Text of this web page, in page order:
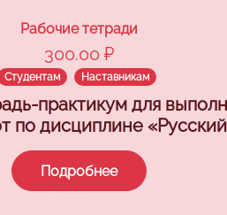
Рабочие тетради
300.00 ₽
Студентам Наставникам
практикум для
по дисциплине
Подробнее